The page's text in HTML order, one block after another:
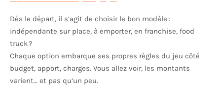
Dès le départ, il s’agit de choisir le bon modèle :
indépendante sur place, à emporter, en franchise, food
truck ?
Chaque option embarque ses propres règles du jeu côté
budget, apport, charges. Vous allez voir, les montants
varient… et pas qu’un peu.